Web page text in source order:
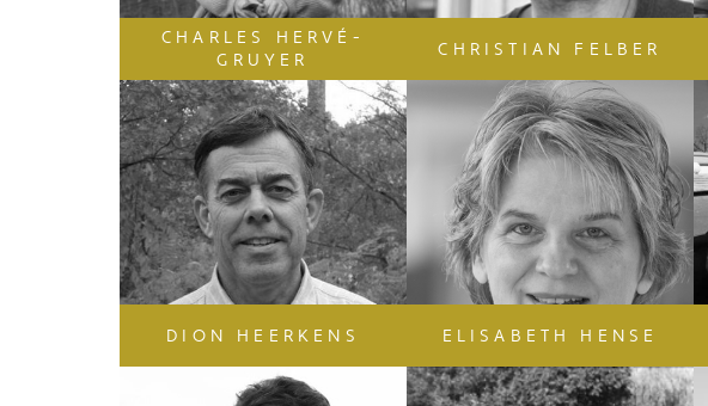
CHARLES HERVÉ-
GRUYER
CHRISTIAN FELBER
DION HEERKENS ELISABETH HENSE